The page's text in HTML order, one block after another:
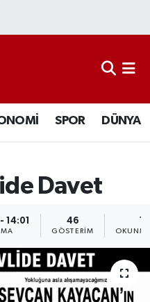
SPOR DÜNYA
Davet
14:01 46
GÖSTERIM
1
Haritası
ve Fikstür